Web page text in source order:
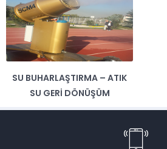
SU BUHARLAŞTIRMA – ATIK
SU GERI DÖNÜŞÜM